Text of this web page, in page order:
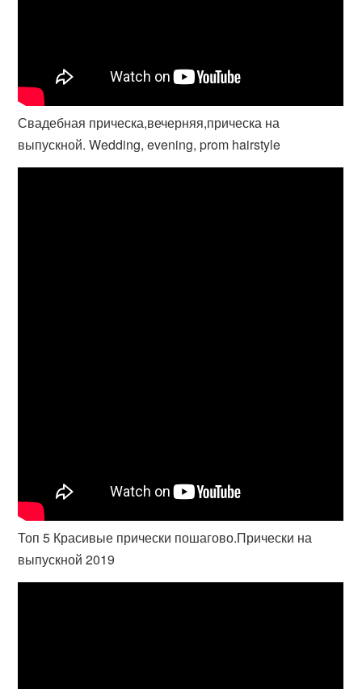
Свадебная прическа,вечерняя,прическа на
выпускной. Wedding, evening, prom hairstyle
Топ 5 Красивые прически пошагово.Прически на
выпускной 2019